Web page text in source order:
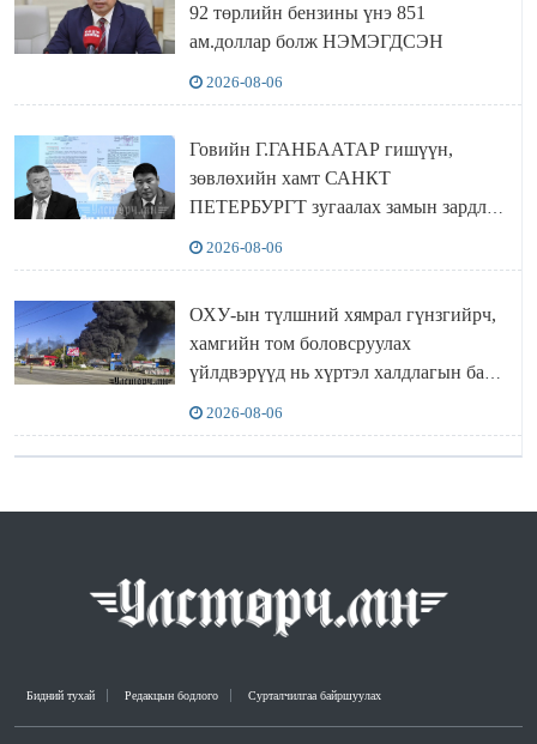
92 төрлийн бензины үнэ 851
ам.доллар болж НЭМЭГДСЭН
2026-08-06
Говийн Г.ГАНБААТАР гишүүн,
зөвлөхийн хамт САНКТ
ПЕТЕРБУРГТ зугаалах замын зардлаа
2026-08-06
ОХУ-ын түлшний хямрал гүнзгийрч,
хамгийн том боловсруулах
үйлдвэрүүд нь хүртэл халдлагын бай
2026-08-06
Бидний тухай Редакцын бодлого Сурталчилгаа байршуулах